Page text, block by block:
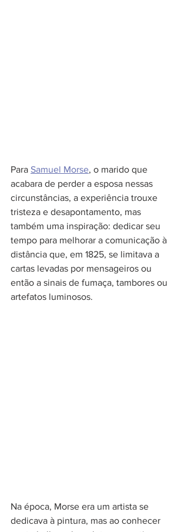
Para Samuel Morse, o marido que
acabara de perder a esposa nessas
circunstâncias, a experiência trouxe
tristeza e desapontamento, mas
também uma inspiração: dedicar seu
tempo para melhorar a comunicação à
distância que, em 1825, se limitava a
cartas levadas por mensageiros ou
então a sinais de fumaça, tambores ou
artefatos luminosos.
Na época, Morse era um artista se
dedicava à pintura, mas ao conhecer